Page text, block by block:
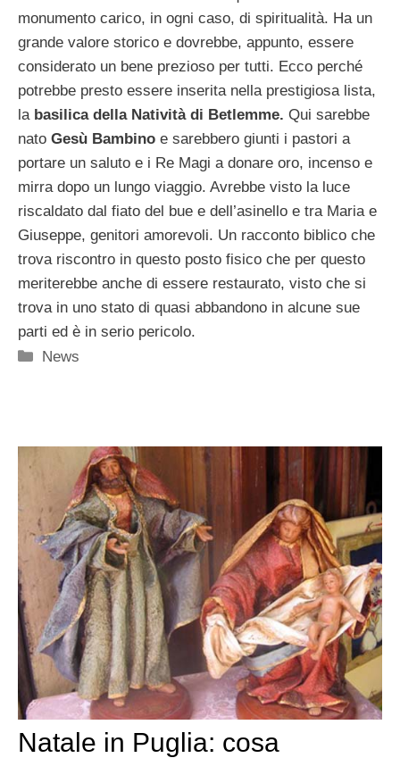
monumento carico, in ogni caso, di spiritualità. Ha un
grande valore storico e dovrebbe, appunto, essere
considerato un bene prezioso per tutti. Ecco perché
potrebbe presto essere inserita nella prestigiosa lista,
la basilica della Natività di Betlemme. Qui sarebbe
nato Gesù Bambino e sarebbero giunti i pastori a
portare un saluto e i Re Magi a donare oro, incenso e
mirra dopo un lungo viaggio. Avrebbe visto la luce
riscaldato dal fiato del bue e dell’asinello e tra Maria e
Giuseppe, genitori amorevoli. Un racconto biblico che
trova riscontro in questo posto fisico che per questo
meriterebbe anche di essere restaurato, visto che si
trova in uno stato di quasi abbandono in alcune sue
parti ed è in serio pericolo.
Categorie
News
Natale in Puglia: cosa